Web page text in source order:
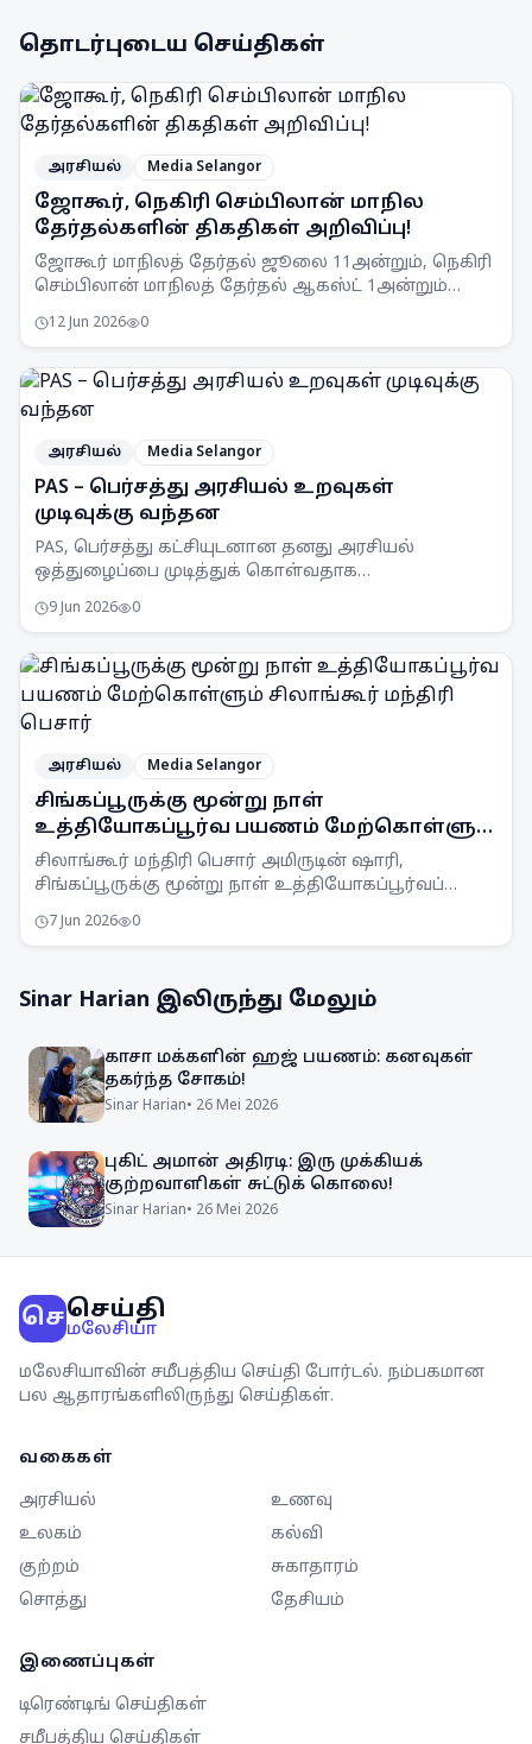
தொடர்புடைய செய்திகள்
அரசியல் Media Selangor
ஜோகூர், நெகிரி செம்பிலான் மாநில
தேர்தல்களின் திகதிகள் அறிவிப்பு!
ஜோகூர் மாநிலத் தேர்தல் ஜூலை 11அன்றும், நெகிரி
செம்பிலான் மாநிலத் தேர்தல் ஆகஸ்ட் 1அன்றும்
12 Jun 2026 0
அரசியல் Media Selangor
PAS – பெர்சத்து அரசியல் உறவுகள்
முடிவுக்கு வந்தன
PAS, பெர்சத்து கட்சியுடனான தனது அரசியல்
ஒத்துழைப்பை முடித்துக் கொள்வதாக
ஆய்வுகளுக்குப் பிறகு இந்த முடிவு
9 Jun 2026 0
அரசியல் Media Selangor
சிங்கப்பூருக்கு மூன்று நாள்
உத்தியோகப்பூர்வ பயணம் மேற்கொள்ளும்
சிலாங்கூர் மந்திரி பெசார்
சிலாங்கூர் மந்திரி பெசார் அமிருடின் ஷாரி,
சிங்கப்பூருக்கு மூன்று நாள் உத்தியோகப்பூர்வப்
பொருளாதாரத் திட்டமிடல் மற்றும் முதலீடு குறித்து
7 Jun 2026 0
Sinar Harian இலிருந்து மேலும்
காசா மக்களின் ஹஜ் பயணம்: கனவுகள்
தகர்ந்த சோகம்!
Sinar Harian• 26 Mei 2026
புகிட் அமான் அதிரடி: இரு முக்கியக்
குற்றவாளிகள் சுட்டுக் கொலை!
Sinar Harian• 26 Mei 2026
செசெய்தி
மலேசியா
மலேசியாவின் சமீபத்திய செய்தி போர்டல். நம்பகமான
பல ஆதாரங்களிலிருந்து செய்திகள்.
வகைகள்
அரசியல்
உணவு
உலகம்
கல்வி
குற்றம்
சுகாதாரம்
சொத்து
தேசியம்
இணைப்புகள்
டிரெண்டிங் செய்திகள்
சமீபத்திய செய்திகள்